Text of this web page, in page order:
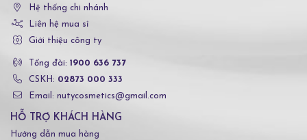
Hệ thống chi nhánh
Liên hệ mua sỉ
Giới thiệu công ty
Tổng đài: 1900 636 737
CSKH: 02873 000 333
Email: nutycosmetics@gmail.com
HỖ TRỢ KHÁCH HÀNG
Hướng dẫn mua hàng